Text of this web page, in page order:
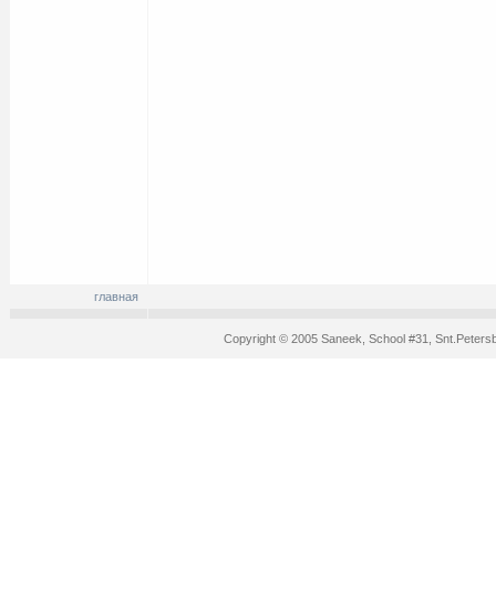
главная
Copyright © 2005 Saneek, School #31,